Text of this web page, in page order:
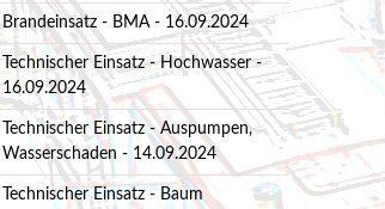
Brandeinsatz - BMA - 16.09.2024
Technischer Einsatz - Hochwasser -
16.09.2024
Technischer Einsatz - Auspumpen,
Wasserschaden - 14.09.2024
Technischer Einsatz - Baum